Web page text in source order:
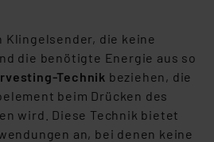
Klingelsender, die keine
die benötigte Energie aus so
Technik beziehen, die
beim Drücken des
wird. Diese Technik bietet
an, bei denen keine